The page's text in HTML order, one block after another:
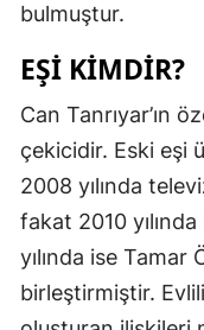
bulmuştur.
EŞI KIMDIR?
Can Tanrıyar’ın
çekicidir. Eski eşi
2008 yılında
fakat 2010 yılında
yılında ise Tamar
birleştirmiştir.